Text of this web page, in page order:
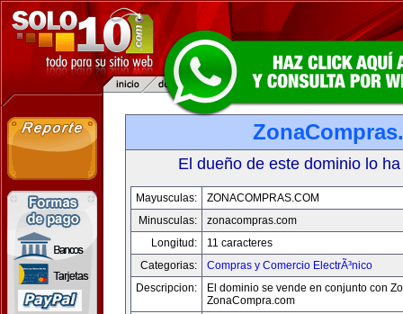
El dueño de este dominio lo
Mayusculas:
ZONACOMPRAS.COM
Minusculas:
zonacompras.com
Longitud:
11 caracteres
Categorias:
Compras y Comercio ElectrÃ³nico
Descripcion:
El dominio se vende en conjunto con
ZonaCompra.com